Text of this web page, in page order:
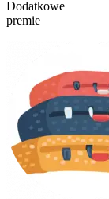
Dodatkowe
premie